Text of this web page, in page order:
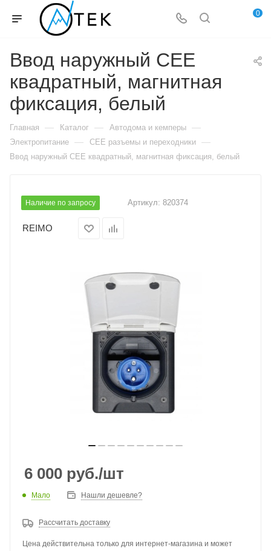
0
Ввод наружный CEE
квадратный, магнитная
фиксация, белый
Главная — Каталог — Автодома и кемперы —
Электропитание — CEE разъемы и переходники —
Ввод наружный CEE квадратный, магнитная фиксация, белый
Наличие по запросу Артикул: 820374
REIMO
6 000 руб./шт
Мало Нашли дешевле?
Рассчитать доставку
Цена действительна только для интернет-магазина и может